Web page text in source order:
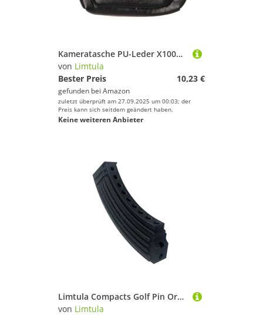
Kameratasche PU-Leder X100V 100S G7XIII für Outdoor Reisen und Fotografie
von Limtula
Bester Preis
10,23 €
gefunden bei Amazon
zuletzt überprüft am 27.09.2025 um 00:03; der
Preis kann sich seitdem geändert haben.
Keine weiteren Anbieter
Limtula Compacts Golf Pin Organisatoren Starke Kunststoff Praktische Aufbewahrungskoffer Für Einfache Zugangstraining Tool Schnellzugriff Golf Tees Träger
von Limtula